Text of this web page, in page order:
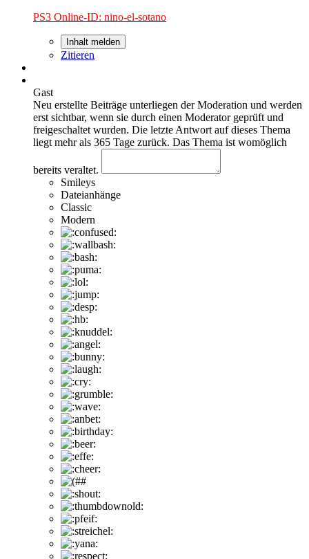
PS3 Online-ID: nino-el-sotano
Inhalt melden
Zitieren
Gast
Neu erstellte Beiträge unterliegen der Moderation und werden
erst sichtbar, wenn sie durch einen Moderator geprüft und
freigeschaltet wurden. Die letzte Antwort auf dieses Thema
liegt mehr als 365 Tage zurück. Das Thema ist womöglich
bereits veraltet.
Smileys
Dateianhänge
Classic
Modern